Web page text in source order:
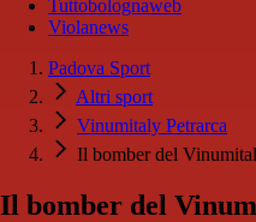
Tuttobolognaweb
Violanews
Padova Sport
Altri sport
Vinumitaly Petrarca
Il bomber del
Il bomber del